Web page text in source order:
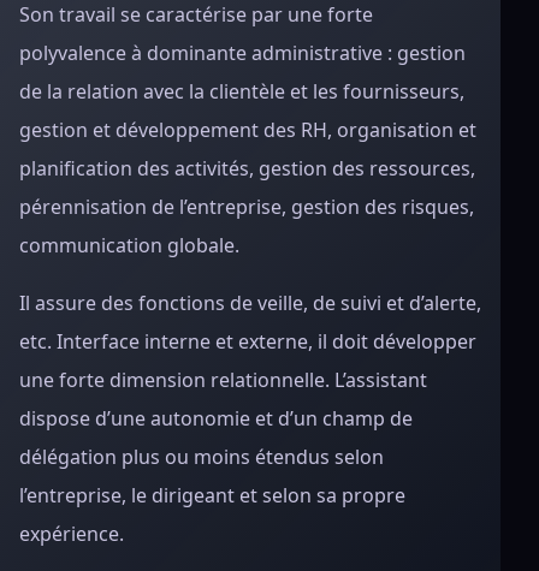
Son travail se caractérise par une forte
polyvalence à dominante administrative : gestion
de la relation avec la clientèle et les fournisseurs,
gestion et développement des RH, organisation et
planification des activités, gestion des ressources,
pérennisation de l’entreprise, gestion des risques,
communication globale.
Il assure des fonctions de veille, de suivi et d’alerte,
etc. Interface interne et externe, il doit développer
une forte dimension relationnelle. L’assistant
dispose d’une autonomie et d’un champ de
délégation plus ou moins étendus selon
l’entreprise, le dirigeant et selon sa propre
expérience.